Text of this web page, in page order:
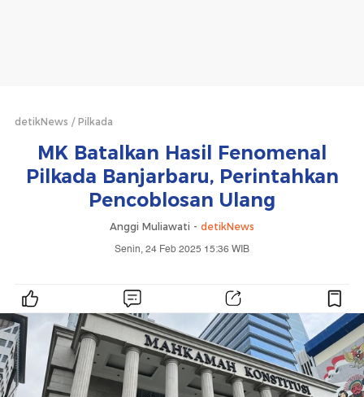
detikNews Pilkada
MK Batalkan Hasil Fenomenal
Pilkada Banjarbaru, Perintahkan
Pencoblosan Ulang
Anggi Muliawati - detikNews
Senin, 24 Feb 2025 15:36 WIB